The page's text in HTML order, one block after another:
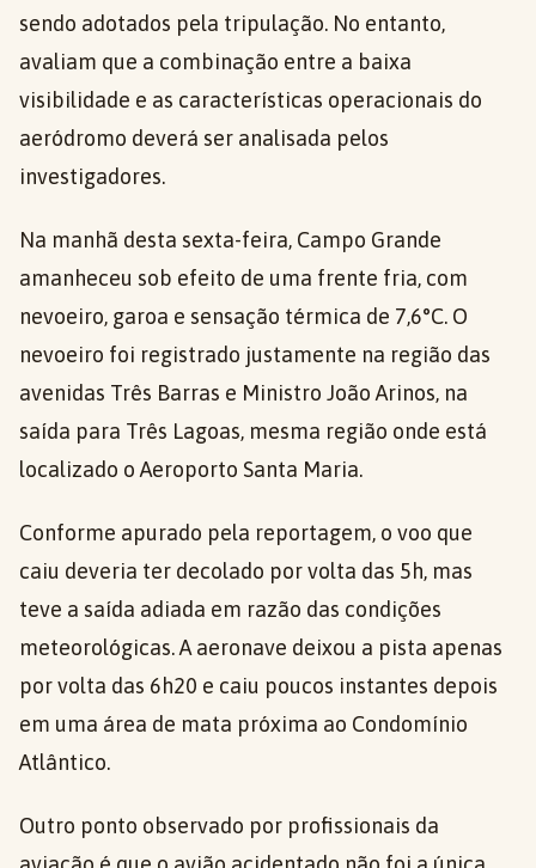
sendo adotados pela tripulação. No entanto,
avaliam que a combinação entre a baixa
visibilidade e as características operacionais do
aeródromo deverá ser analisada pelos
investigadores.
Na manhã desta sexta-feira, Campo Grande
amanheceu sob efeito de uma frente fria, com
nevoeiro, garoa e sensação térmica de 7,6°C. O
nevoeiro foi registrado justamente na região das
avenidas Três Barras e Ministro João Arinos, na
saída para Três Lagoas, mesma região onde está
localizado o Aeroporto Santa Maria.
Conforme apurado pela reportagem, o voo que
caiu deveria ter decolado por volta das 5h, mas
teve a saída adiada em razão das condições
meteorológicas. A aeronave deixou a pista apenas
por volta das 6h20 e caiu poucos instantes depois
em uma área de mata próxima ao Condomínio
Atlântico.
Outro ponto observado por profissionais da